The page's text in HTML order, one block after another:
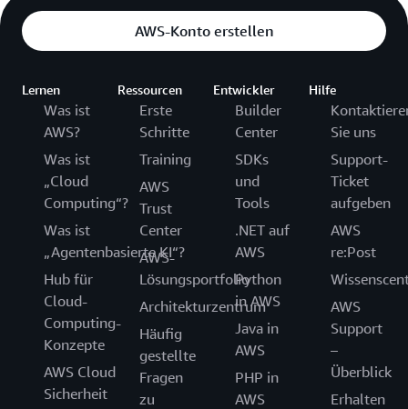
AWS-Konto erstellen
Lernen
Was ist
AWS?
Was ist
„Cloud
Computing“?
Was ist
„Agentenbasierte KI“?
Hub für
Cloud-
Computing-
Konzepte
AWS Cloud
Sicherheit
Ressourcen
Erste
Schritte
Training
AWS
Trust
Center
AWS-
Lösungsportfolio
Architekturzentrum
Häufig
gestellte
Fragen
zu
Entwickler
Builder
Center
SDKs
und
Tools
.NET auf
AWS
Python
in AWS
Java in
AWS
PHP in
AWS
Hilfe
Sie uns
Support-
Ticket
aufgeben
AWS
re:Post
AWS
Support
–
Überblick
Erhalten